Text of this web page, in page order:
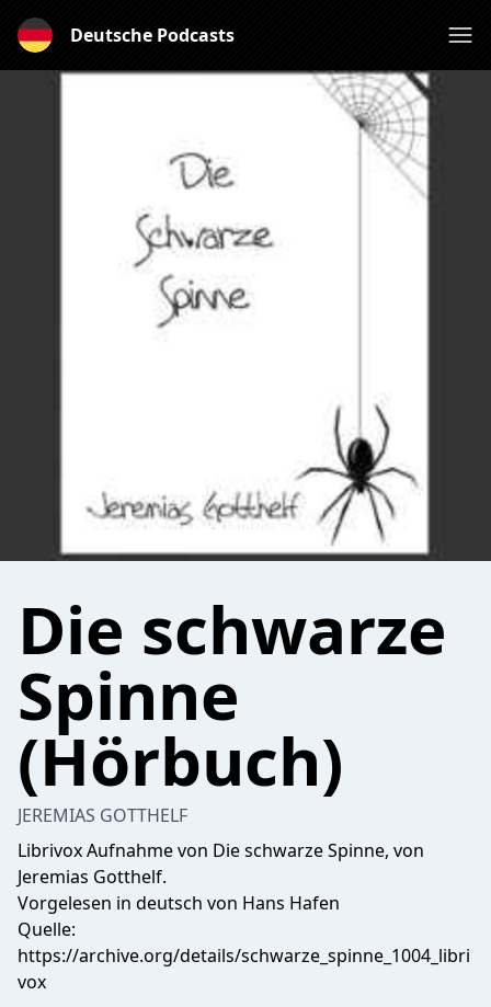
Deutsche Podcasts
Die schwarze
Spinne
(Hörbuch)
JEREMIAS GOTTHELF
LibrivoxAufnahme von Die schwarze Spinne, von
Jeremias Gotthelf.
Vorgelesen in deutsch von Hans Hafen
Quelle:
https://archive.org/details/schwarze_spinne_1004_libri
vox